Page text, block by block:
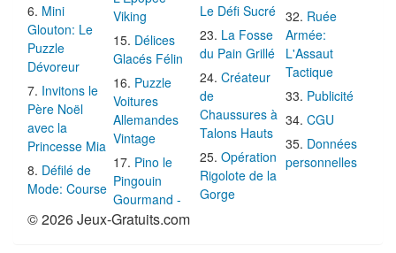
Mini
Glouton: Le
Puzzle
Dévoreur
Invitons le
Père Noël
avec la
Princesse Mia
Défilé de
Mode: Course
Viking
Délices
Glacés Félin
Puzzle
Voitures
Allemandes
Vintage
Pino le
Pingouin
Gourmand -
Le Défi Sucré
La Fosse
du Pain Grillé
Créateur
de
Chaussures à
Talons Hauts
Opération
Rigolote de la
Gorge
Ruée
Armée:
L'Assaut
Tactique
Publicité
CGU
Données
personnelles
© 2026 Jeux-Gratuits.com